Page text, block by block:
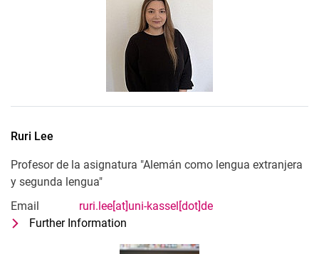
Ruri Lee
Profesor de la asignatura "Alemán como lengua extranjera
y segunda lengua"
Email
ruri.lee[at]uni-kassel[dot]de
Further Information